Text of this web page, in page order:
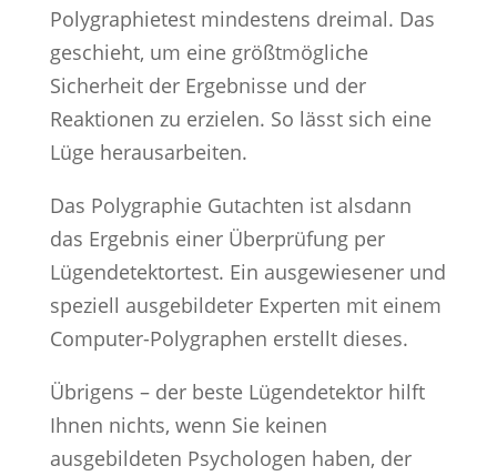
Polygraphietest mindestens dreimal. Das
geschieht, um eine größtmögliche
Sicherheit der Ergebnisse und der
Reaktionen zu erzielen. So lässt sich eine
Lüge herausarbeiten.
Das Polygraphie Gutachten ist alsdann
das Ergebnis einer Überprüfung per
Lügendetektortest. Ein ausgewiesener und
speziell ausgebildeter Experten mit einem
Computer-Polygraphen erstellt dieses.
Übrigens – der beste Lügendetektor hilft
Ihnen nichts, wenn Sie keinen
ausgebildeten Psychologen haben, der